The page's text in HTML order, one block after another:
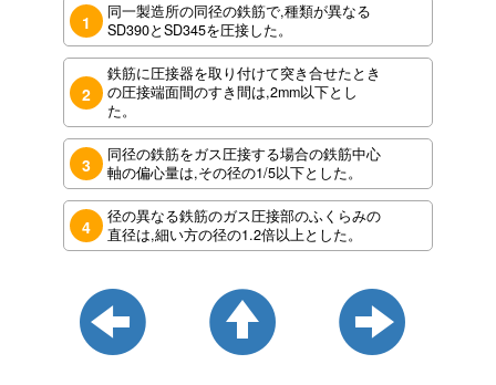
1
同一製造所の同径の鉄筋で,種類が異なる
SD390とSD345を圧接した。
2
鉄筋に圧接器を取り付けて突き合せたとき
の圧接端面間のすき間は,2mm以下とし
た。
3
同径の鉄筋をガス圧接する場合の鉄筋中心
軸の偏心量は,その径の1/5以下とした。
4
径の異なる鉄筋のガス圧接部のふくらみの
直径は,細い方の径の1.2倍以上とした。